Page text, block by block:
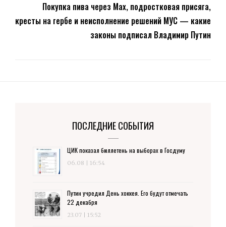
Покупка пива через Max, подростковая присяга,
кресты на гербе и неисполнение решений МУС — какие
законы подписал Владимир Путин
ПОСЛЕДНИЕ СОБЫТИЯ
ЦИК показал бюллетень на выборах в Госдуму
06.08 | 16:54
Путин учредил День хоккея. Его будут отмечать
22 декабря
23.07 | 15:52